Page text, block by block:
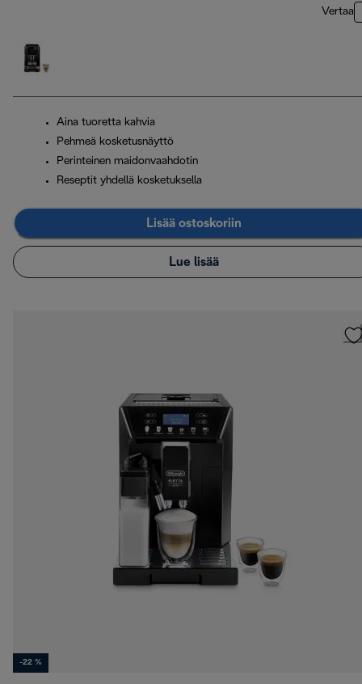
Vertaa
Aina tuoretta kahvia
Pehmeä kosketusnäyttö
Perinteinen maidonvaahdotin
Reseptit yhdellä kosketuksella
Lisää ostoskoriin
Lue lisää
-22 %